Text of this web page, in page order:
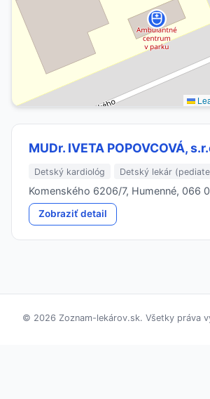
MUDr. IVETA POPOVCOVÁ,
Detský kardiológ Detský lekár
Komenského 6206/7, Humenné, 066
Zobraziť detail
© 2026 Zoznam-lekárov.sk. Všetky práva